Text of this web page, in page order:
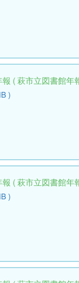
( 萩市立図書館年
)
( 萩市立図書館年
)